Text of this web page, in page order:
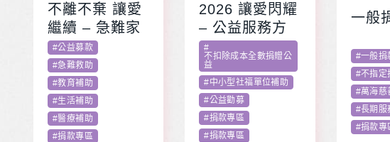
不離不棄 讓愛
繼續 – 急難家
庭扶助專案
#公益募款
#急難救助
#教育補助
#生活補助
#醫療補助
#捐款專區
2026 讓愛閃耀
– 公益服務方
案補助專案 勸
募活動指定捐
款
#
不扣除成本全數捐贈公
益
#中小型社福單位補助
#公益勸募
#捐款專區
#捐款專區
一般
#一般捐
#不指定
#萬海慈
#長期服
#捐款專